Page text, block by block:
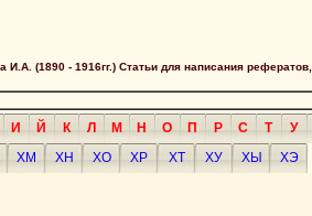
(1890 - 1916гг.) Статьи для написания
И Й К Л М Н О П Р С Т У
ХМ ХН ХО ХР ХТ ХУ ХЫ
ХЭ